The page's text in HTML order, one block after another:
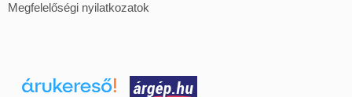
Megfelelőségi nyilatkozatok